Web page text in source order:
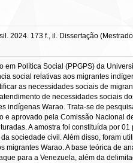
2024. 173 f., il. Dissertação
em Política Social (PPGPS) da
social relativas aos migrantes
as necessidades sociais de
de necessidades sociais
indígenas Warao. Trata-se de
e aprovado pela Comissão Nacional
A amostra foi constituída por 01
sociedade civil. Além disso, foram
Warao. A base teórica de
para a Venezuela, além da